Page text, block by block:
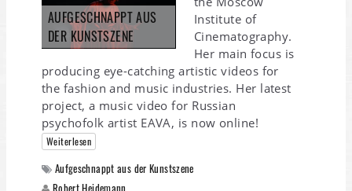
AUFGESCHNAPPT AUS
DER KUNSTSZENE
Institute of
Cinematography.
Her main focus is
producing eye-catching artistic videos for
the fashion and music industries. Her latest
project, a music video for Russian
psychofolk artist EAVA, is now online!
Weiterlesen
Aufgeschnappt aus der Kunstszene